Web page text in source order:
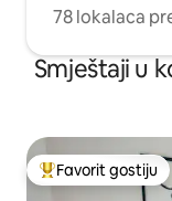
78 lokalaca
Smještaji u
Glavni favorit
Favorit gostiju